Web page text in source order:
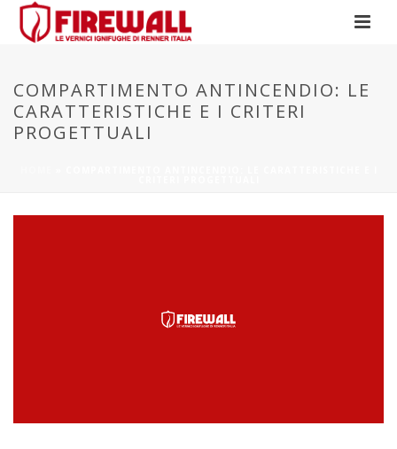
COMPARTIMENTO ANTINCENDIO: LE
CARATTERISTICHE E I CRITERI
PROGETTUALI